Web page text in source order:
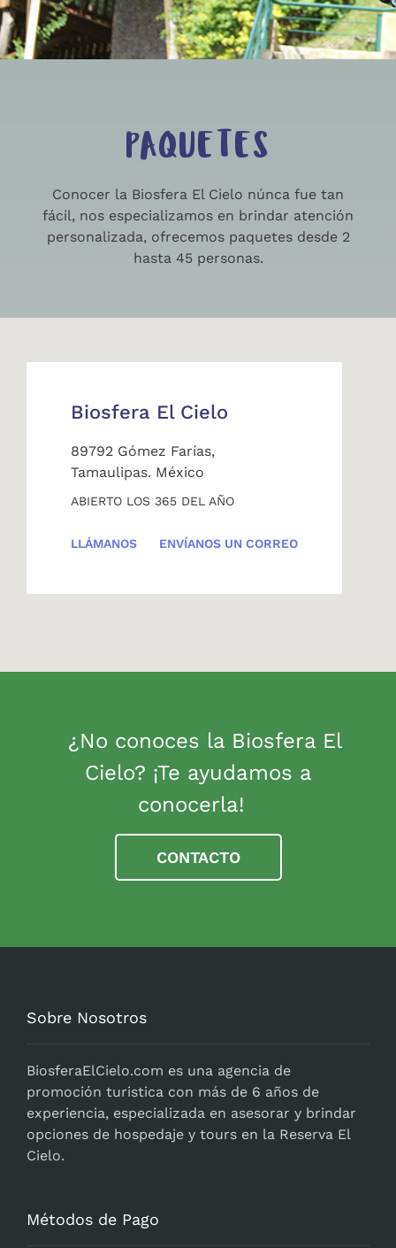
PAQUETES
Conocer la Biosfera El Cielo núnca fue tan
fácil, nos especializamos en brindar atención
personalizada, ofrecemos paquetes desde 2
hasta 45 personas.
Biosfera El Cielo
89792 Gómez Farías,
Tamaulipas. México
ABIERTO LOS 365 DEL AÑO
LLÁMANOS ENVÍANOS UN CORREO
¿No conoces la Biosfera El
Cielo? ¡Te ayudamos a
conocerla!
CONTACTO
Sobre Nosotros
BiosferaElCielo.com es una agencia de
promoción turistica con más de 6 años de
experiencia, especializada en asesorar y brindar
opciones de hospedaje y tours en la Reserva El
Cielo.
Métodos de Pago